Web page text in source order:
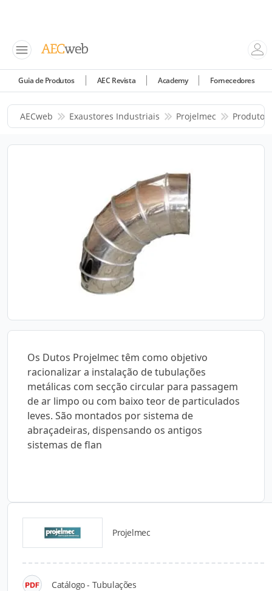
Guia de Produtos AEC Revista Academy Fornecedores
AECweb Exaustores Industriais Projelmec Produtos
Os Dutos Projelmec têm como objetivo
racionalizar a instalação de tubulações
metálicas com secção circular para passagem
de ar limpo ou com baixo teor de particulados
leves. São montados por sistema de
abraçadeiras, dispensando os antigos
sistemas de flan
Projelmec
Catálogo - Tubulações
Detalhes do produto